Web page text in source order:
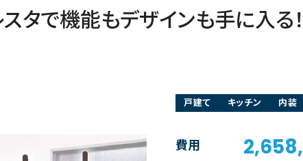
協力会社様専用
タで機能もデザインも手に入る
戸建て キッチン 内装
費用